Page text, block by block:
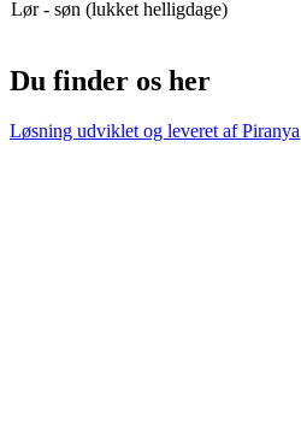
Lør - søn (lukket helligdage)
Du finder os her
Løsning udviklet og leveret afPiranya